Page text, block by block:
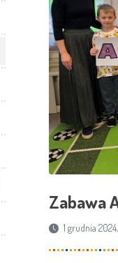
Zabawa
1 grudnia